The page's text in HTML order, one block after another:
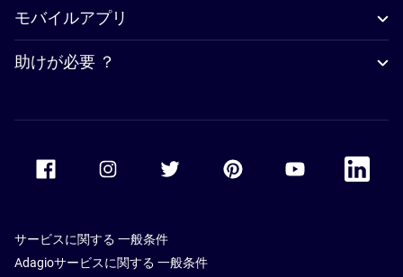
モバイルアプリ
助けが必要 ？
Accor Youtube
Accor
サービスに関する 一般条件
Adagioサービスに関する 一般条件